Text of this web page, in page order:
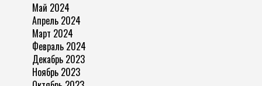
Май 2024
Апрель 2024
Март 2024
Февраль 2024
Декабрь 2023
Ноябрь 2023